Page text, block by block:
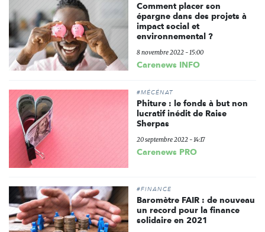
Comment placer son
épargne dans des projets à
impact social et
environnemental ?
8 novembre 2022 - 15:00
Carenews INFO
#MÉCÉNAT
Phiture : le fonds à but non
lucratif inédit de Raise
Sherpas
20 septembre 2022 - 14:17
Carenews PRO
#FINANCE
Baromètre FAIR : de nouveau
un record pour la finance
solidaire en 2021